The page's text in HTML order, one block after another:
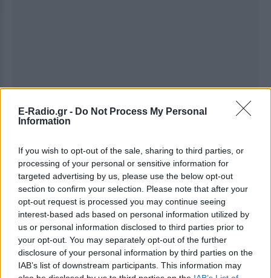
E-Radio.gr - Do Not Process My Personal
Information
If you wish to opt-out of the sale, sharing to third parties, or
processing of your personal or sensitive information for
targeted advertising by us, please use the below opt-out
section to confirm your selection. Please note that after your
opt-out request is processed you may continue seeing
interest-based ads based on personal information utilized by
us or personal information disclosed to third parties prior to
your opt-out. You may separately opt-out of the further
disclosure of your personal information by third parties on the
IAB’s list of downstream participants. This information may
Ακολουθήστε το E-Radio.gr στοGoogle News
και μάθετε πρώτοιτα πιο hot νέα.
Για ακόμη περισσότερανέα , μπείτε στηνροή
ειδήσεων του E-Daily.gr